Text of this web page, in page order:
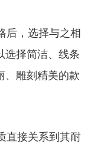
，选择与之相
选择简洁、线条
、雕刻精美的款
接关系到其耐